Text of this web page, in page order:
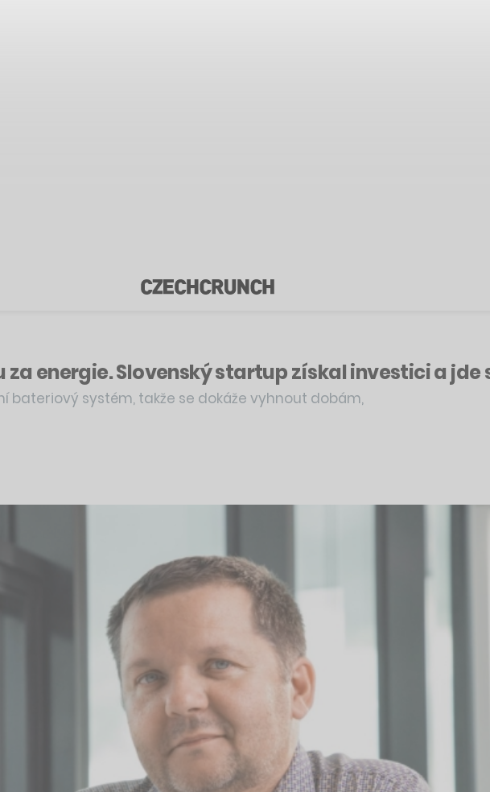
energie. Slovenský startup získal investici a jde
bateriový systém, takže se dokáže vyhnout dobám,